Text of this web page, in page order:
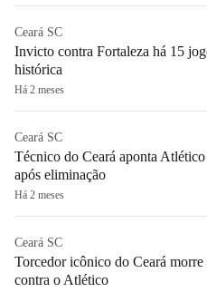
Ceará SC
Invicto contra Fortaleza há 15
histórica
Há 2 meses
Ceará SC
Técnico do Ceará aponta
após eliminação
Há 2 meses
Ceará SC
Torcedor icônico do Ceará morre
contra o Atlético